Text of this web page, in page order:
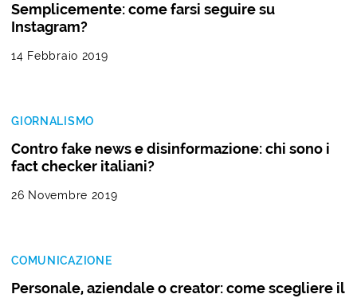
Semplicemente: come farsi seguire su
Instagram?
14 Febbraio 2019
GIORNALISMO
Contro fake news e disinformazione: chi sono i
fact checker italiani?
26 Novembre 2019
COMUNICAZIONE
Personale, aziendale o creator: come scegliere il